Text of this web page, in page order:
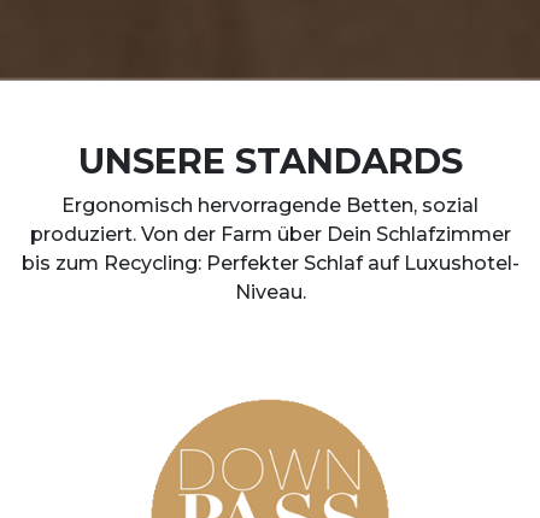
UNSERE STANDARDS
Ergonomisch hervorragende Betten, sozial
produziert. Von der Farm über Dein Schlafzimmer
bis zum Recycling: Perfekter Schlaf auf Luxushotel-
Niveau.